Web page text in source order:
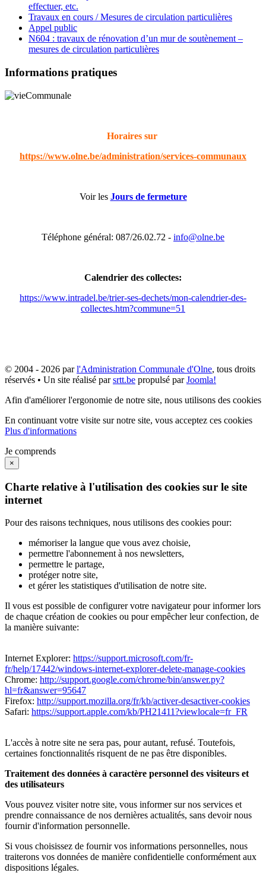
effectuer, etc.
Travaux en cours / Mesures de circulation particulières
Appel public
N604 : travaux de rénovation d’un mur de soutènement –
mesures de circulation particulières
Informations pratiques
Horaires sur
https://www.olne.be/administration/services-communaux
Voir les Jours de fermeture
Téléphone général: 087/26.02.72 - info@olne.be
Calendrier des collectes:
https://www.intradel.be/trier-ses-dechets/mon-calendrier-des-
collectes.htm?commune=51
© 2004 - 2026 parl'Administration Communale d'Olne, tous droits
réservés • Un site réalisé parsrtt.be propulsé parJoomla!
Afin d'améliorer l'ergonomie de notre site, nous utilisons des cookies
En continuant votre visite sur notre site, vous acceptez ces cookies
Plus d'informations
Je comprends
×
Charte relative à l'utilisation des cookies sur le site
internet
Pour des raisons techniques, nous utilisons des cookies pour:
mémoriser la langue que vous avez choisie,
permettre l'abonnement à nos newsletters,
permettre le partage,
protéger notre site,
et gérer les statistiques d'utilisation de notre site.
Il vous est possible de configurer votre navigateur pour informer lors
de chaque création de cookies ou pour empêcher leur confection, de
la manière suivante:
Internet Explorer: https://support.microsoft.com/fr-
fr/help/17442/windows-internet-explorer-delete-manage-cookies
Chrome: http://support.google.com/chrome/bin/answer.py?
hl=fr&answer=95647
Firefox: http://support.mozilla.org/fr/kb/activer-desactiver-cookies
Safari: https://support.apple.com/kb/PH21411?viewlocale=fr_FR
L'accès à notre site ne sera pas, pour autant, refusé. Toutefois,
certaines fonctionnalités risquent de ne pas être disponibles.
Traitement des données à caractère personnel des visiteurs et
des utilisateurs
Vous pouvez visiter notre site, vous informer sur nos services et
prendre connaissance de nos dernières actualités, sans devoir nous
fournir d'information personnelle.
Si vous choisissez de fournir vos informations personnelles, nous
traiterons vos données de manière confidentielle conformément aux
dispositions légales.